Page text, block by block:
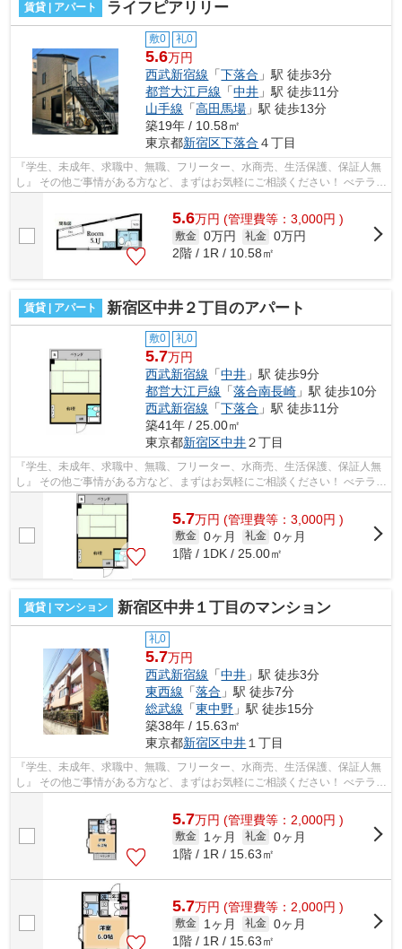
賃貸 | アパート ライフピアリリー
敷0 礼0
5.6万円
西武新宿線 「下落合 」駅 徒歩3分
都営大江戸線 「中井 」駅 徒歩11分
山手線 「高田馬場 」駅 徒歩13分
築19年 / 10.58㎡
東京都新宿区下落合 ４丁目
『学生、未成年、求職中、無職、フリーター、水商売、生活保護、保証人無
し』 その他ご事情がある方など、まずはお気軽にご相談ください！ べテラン
スタッフが対応致しますのでご希望...
5.6万円 (管理費等：3,000円 )
敷金 0万円 礼金 0万円
2階 / 1R / 10.58㎡
賃貸 | アパート 新宿区中井２丁目のアパート
敷0 礼0
5.7万円
西武新宿線 「中井 」駅 徒歩9分
都営大江戸線 「落合南長崎 」駅 徒歩10分
西武新宿線 「下落合 」駅 徒歩11分
築41年 / 25.00㎡
東京都新宿区中井２丁目
『学生、未成年、求職中、無職、フリーター、水商売、生活保護、保証人無
し』 その他ご事情がある方など、まずはお気軽にご相談ください！ べテラン
スタッフが対応致しますのでご希望...
5.7万円 (管理費等：3,000円 )
敷金 0ヶ月 礼金 0ヶ月
1階 / 1DK / 25.00㎡
賃貸 | マンション 新宿区中井１丁目のマンション
礼0
5.7万円
西武新宿線 「中井 」駅 徒歩3分
東西線 「落合 」駅 徒歩7分
総武線 「東中野 」駅 徒歩15分
築38年 / 15.63㎡
東京都新宿区中井１丁目
『学生、未成年、求職中、無職、フリーター、水商売、生活保護、保証人無
し』 その他ご事情がある方など、まずはお気軽にご相談ください！ べテラン
5.7万円 (管理費等：2,000円 )
敷金 1ヶ月 礼金 0ヶ月
1階 / 1R / 15.63㎡
5.7万円 (管理費等：2,000円 )
敷金 1ヶ月 礼金 0ヶ月
1階 / 1R / 15.63㎡